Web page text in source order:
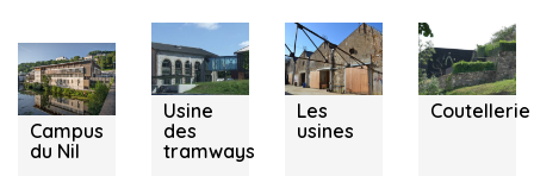
Campus
du Nil
Usine
des
tramways
Les
usines
Coutellerie